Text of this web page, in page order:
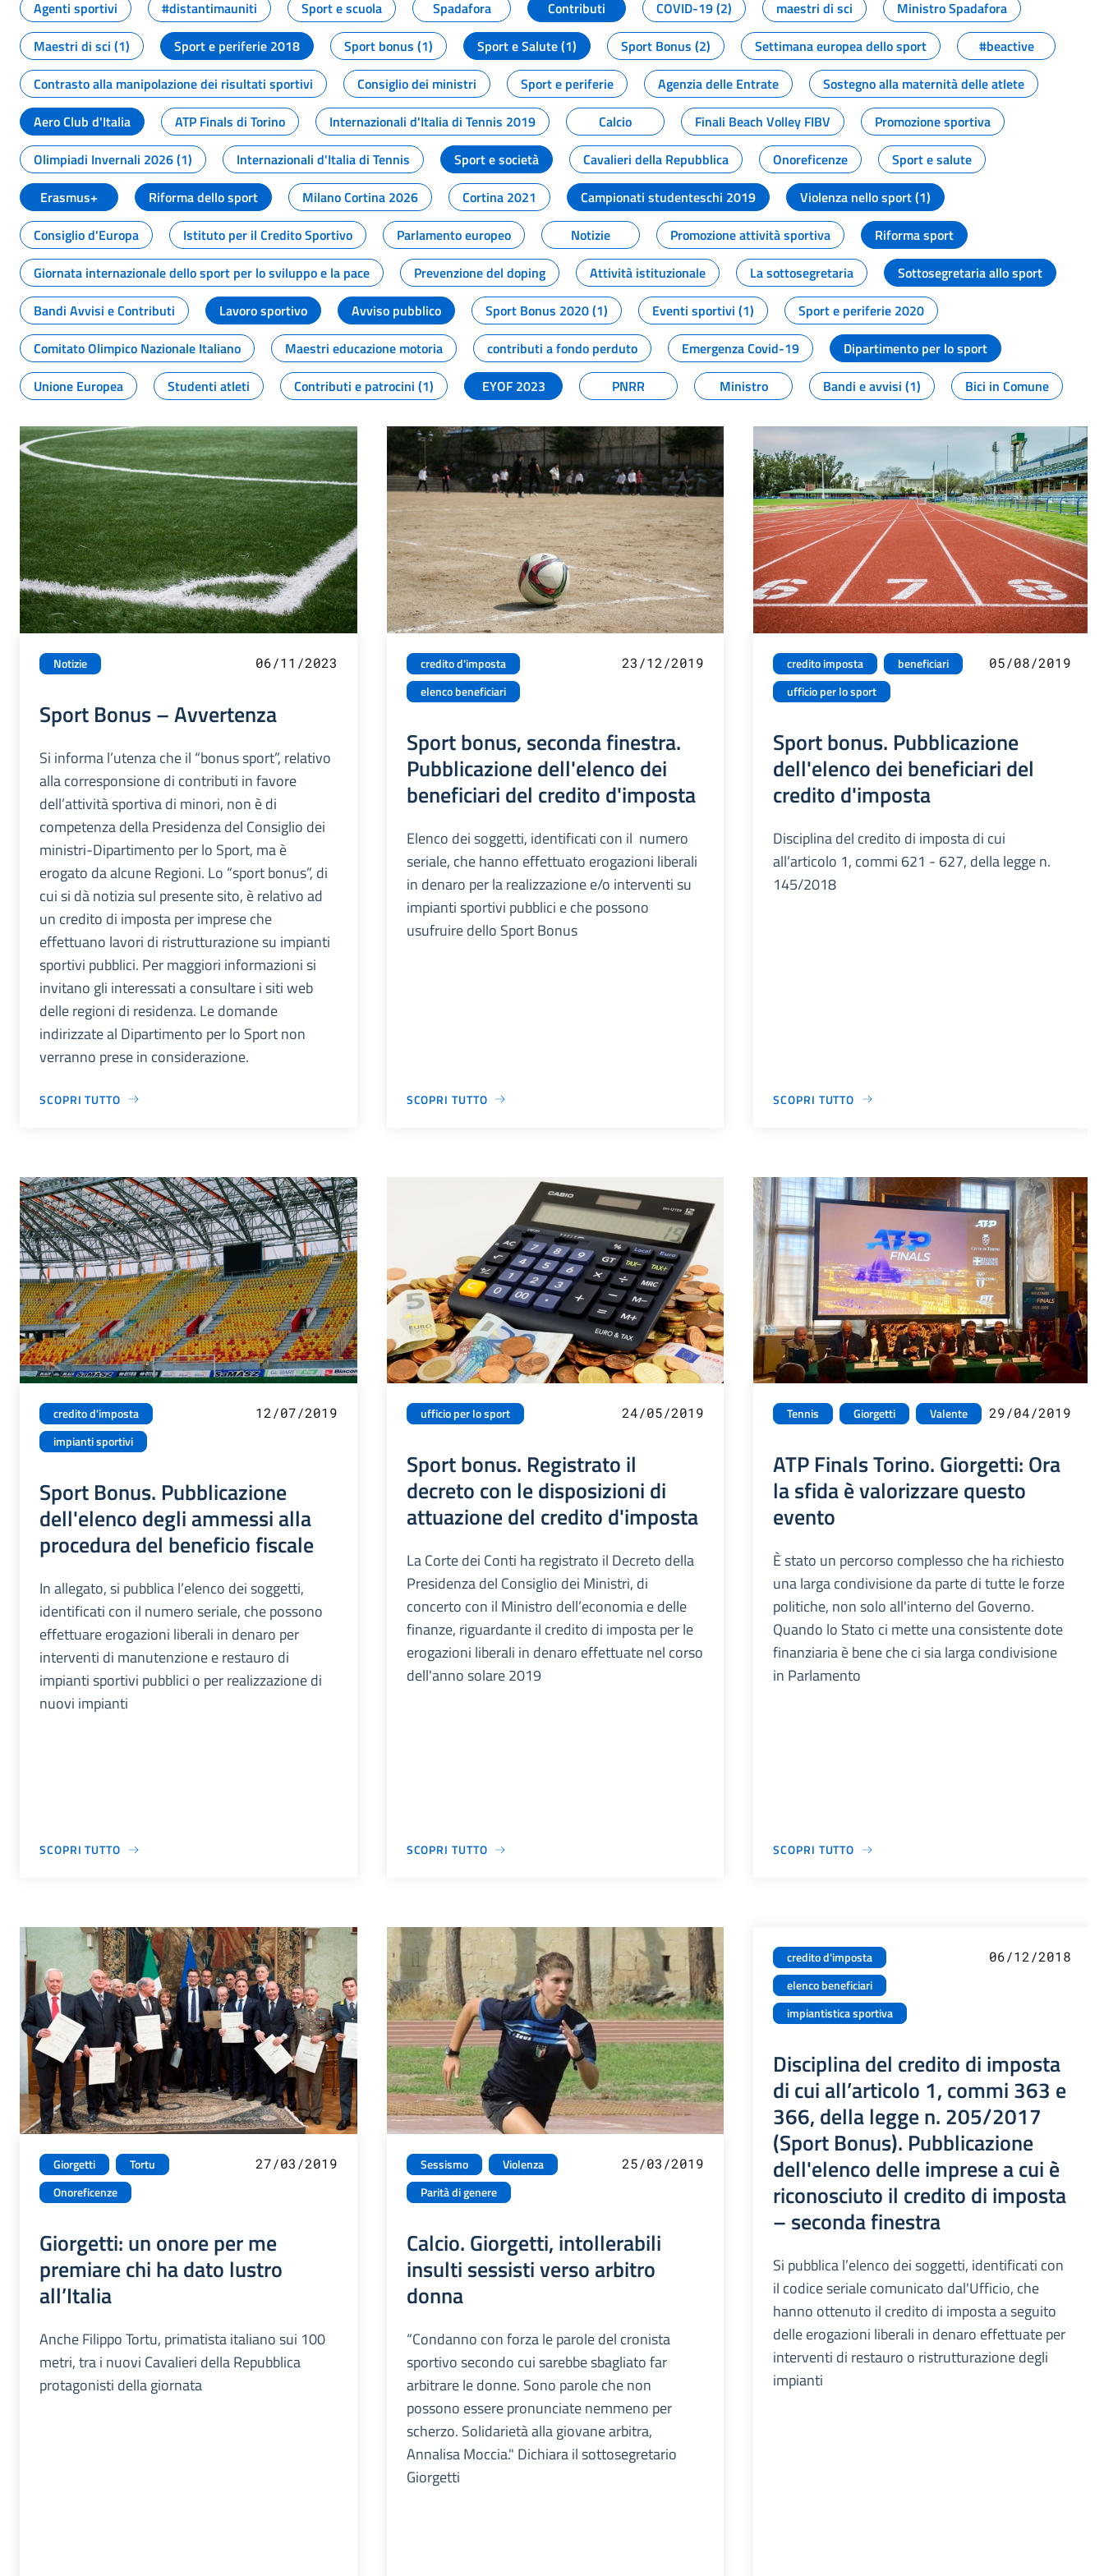
Agenti sportivi
#distantimauniti Sport e scuola Spadafora Contributi COVID-19 (2) maestri di sci
Ministro Spadafora
Maestri di sci (1)
Sport e periferie 2018 Sport bonus (1) Sport e Salute (1) Sport Bonus (2) Settimana europea dello sport
#beactive
Contrasto alla manipolazione dei risultati sportivi
Consiglio dei ministri Sport e periferie Agenzia delle Entrate
Sostegno alla maternità delle atlete
Aero Club d'Italia
ATP Finals di Torino Internazionali d'Italia di Tennis 2019 Calcio Finali Beach Volley FIBV
Promozione sportiva
Olimpiadi Invernali 2026 (1)
Internazionali d'Italia di Tennis Sport e società Cavalieri della Repubblica Onoreficenze
Sport e salute
Erasmus+
Riforma dello sport Milano Cortina 2026 Cortina 2021 Campionati studenteschi 2019
Violenza nello sport (1)
Consiglio d'Europa
Istituto per il Credito Sportivo Parlamento europeo Notizie Promozione attività sportiva
Riforma sport
Giornata internazionale dello sport per lo sviluppo e la pace
Prevenzione del doping Attività istituzionale La sottosegretaria
Sottosegretaria allo sport
Bandi Avvisi e Contributi
Lavoro sportivo Avviso pubblico Sport Bonus 2020 (1) Eventi sportivi (1)
Sport e periferie 2020
Comitato Olimpico Nazionale Italiano
Maestri educazione motoria contributi a fondo perduto Emergenza Covid-19
Dipartimento per lo sport
Unione Europea
Studenti atleti Contributi e patrocini (1) EYOF 2023 PNRR Ministro Bandi e avvisi (1) Bici in Comune
Notizie 06/11/2023
Sport Bonus – Avvertenza
Si informa l’utenza che il “bonus sport”, relativo
alla corresponsione di contributi in favore
dell’attività sportiva di minori, non è di
competenza della Presidenza del Consiglio dei
ministri-Dipartimento per lo Sport, ma è
erogato da alcune Regioni. Lo “sport bonus”, di
cui si dà notizia sul presente sito, è relativo ad
un credito di imposta per imprese che
effettuano lavori di ristrutturazione su impianti
sportivi pubblici. Per maggiori informazioni si
invitano gli interessati a consultare i siti web
delle regioni di residenza. Le domande
indirizzate al Dipartimento per lo Sport non
verranno prese in considerazione.
SCOPRI TUTTO
credito d'imposta
elenco beneficiari
23/12/2019
Sport bonus, seconda finestra.
Pubblicazione dell'elenco dei
beneficiari del credito d'imposta
Elenco dei soggetti, identificati con il numero
seriale, che hanno effettuato erogazioni liberali
in denaro per la realizzazione e/o interventi su
impianti sportivi pubblici e che possono
usufruire dello Sport Bonus
SCOPRI TUTTO
credito imposta
beneficiari
ufficio per lo sport
05/08/2019
Sport bonus. Pubblicazione
dell'elenco dei beneficiari del
credito d'imposta
Disciplina del credito di imposta di cui
all’articolo 1, commi 621 - 627, della legge n.
145/2018
SCOPRI TUTTO
credito d'imposta
impianti sportivi
12/07/2019
Sport Bonus. Pubblicazione
dell'elenco degli ammessi alla
procedura del beneficio fiscale
In allegato, si pubblica l’elenco dei soggetti,
identificati con il numero seriale, che possono
effettuare erogazioni liberali in denaro per
interventi di manutenzione e restauro di
impianti sportivi pubblici o per realizzazione di
nuovi impianti
SCOPRI TUTTO
ufficio per lo sport 24/05/2019
Sport bonus. Registrato il
decreto con le disposizioni di
attuazione del credito d'imposta
La Corte dei Conti ha registrato il Decreto della
Presidenza del Consiglio dei Ministri, di
concerto con il Ministro dell’economia e delle
finanze, riguardante il credito di imposta per le
erogazioni liberali in denaro effettuate nel corso
dell'anno solare 2019
SCOPRI TUTTO
Tennis Giorgetti Valente 29/04/2019
ATP Finals Torino. Giorgetti: Ora
la sfida è valorizzare questo
evento
È stato un percorso complesso che ha richiesto
una larga condivisione da parte di tutte le forze
politiche, non solo all'interno del Governo.
Quando lo Stato ci mette una consistente dote
finanziaria è bene che ci sia larga condivisione
in Parlamento
SCOPRI TUTTO
Giorgetti
Tortu
Onoreficenze
27/03/2019
Giorgetti: un onore per me
premiare chi ha dato lustro
all’Italia
Anche Filippo Tortu, primatista italiano sui 100
metri, tra i nuovi Cavalieri della Repubblica
protagonisti della giornata
Sessismo
Violenza
Parità di genere
25/03/2019
Calcio. Giorgetti, intollerabili
insulti sessisti verso arbitro
donna
“Condanno con forza le parole del cronista
sportivo secondo cui sarebbe sbagliato far
arbitrare le donne. Sono parole che non
possono essere pronunciate nemmeno per
scherzo. Solidarietà alla giovane arbitra,
Annalisa Moccia." Dichiara il sottosegretario
Giorgetti
credito d'imposta
elenco beneficiari
impiantistica sportiva
06/12/2018
Disciplina del credito di imposta
di cui all’articolo 1, commi 363 e
366, della legge n. 205/2017
(Sport Bonus). Pubblicazione
dell'elenco delle imprese a cui è
riconosciuto il credito di imposta
– seconda finestra
Si pubblica l’elenco dei soggetti, identificati con
il codice seriale comunicato dal'Ufficio, che
hanno ottenuto il credito di imposta a seguito
delle erogazioni liberali in denaro effettuate per
interventi di restauro o ristrutturazione degli
impianti